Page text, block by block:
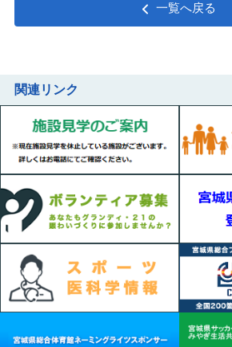
一覧へ戻る
関連リンク